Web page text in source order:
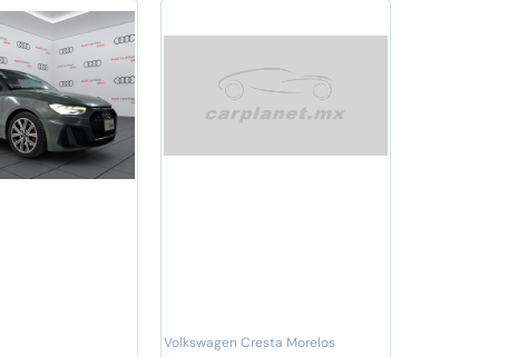
Volkswagen Cresta Morelos